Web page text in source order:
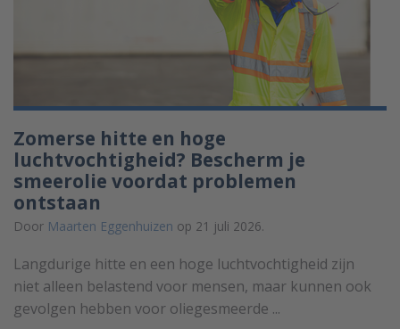
Zomerse hitte en hoge
luchtvochtigheid? Bescherm je
smeerolie voordat problemen
ontstaan
Door Maarten Eggenhuizen op 21 juli 2026.
Langdurige hitte en een hoge luchtvochtigheid zijn
niet alleen belastend voor mensen, maar kunnen ook
gevolgen hebben voor oliegesmeerde ...